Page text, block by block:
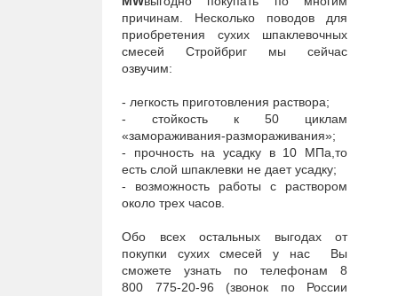
причинам. Несколько поводов для
приобретения сухих шпаклевочных
смесей Стройбриг мы сейчас
озвучим:
- легкость приготовления раствора;
- стойкость к 50 циклам
«замораживания-размораживания»;
- прочность на усадку в 10 МПа,то
есть слой шпаклевки не дает усадку;
- возможность работы с раствором
около трех часов.
Обо всех остальных выгодах от
покупки сухих смесей у нас Вы
сможете узнать по телефонам 8
800 775-20-96 (звонок по России